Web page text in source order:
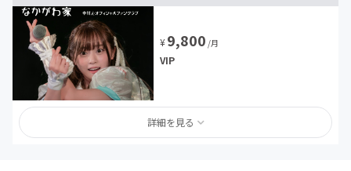
¥9,800 /月
VIP
詳細を見る